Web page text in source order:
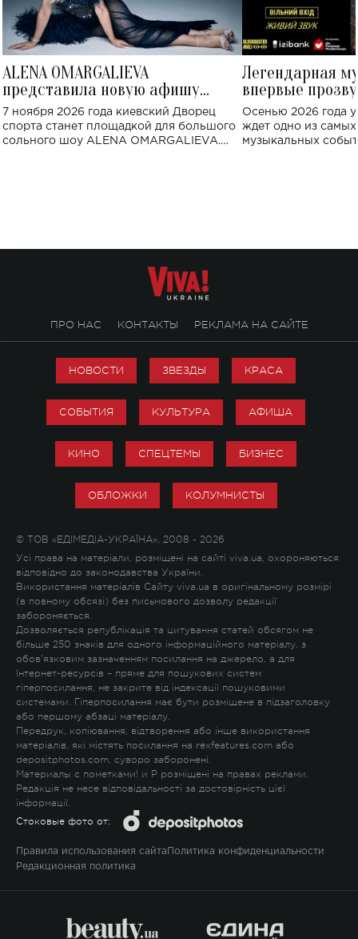
ALENA OMARGALIEVA
представила новую афишу
большого концерта во Дворце
спорта
7 ноября 2026 года киевский Дворец
спорта станет площадкой для большого
сольного шоу ALENA OMARGALIEVA.
Легендарная
впервые
Украине: где
Осенью 2026 года
ждет одно из
музыкальных
ПРО НАС КОНТАКТЫ РЕКЛАМА НА САЙТЕ
НОВОСТИ ЗВЕЗДЫ КРАСА
СОБЫТИЯ КУЛЬТУРА АФИША
КИНО СПЕЦТЕМЫ БИЗНЕС
ОБЛОЖКИ КОЛУМНИСТЫ
© ТОВ «ЕДІМЕДІА-УКРАЇНА», 2008 - 2026
Усі права на матеріали, розміщені на сайті viva.ua, охороняються
відповідно до законодавства України.
Використання матеріалів Сайту viva.ua в оригінальному розмірі
(в повному обсязі) без письмового дозволу редакції
забороняється.
Дозволяється републікація та цитування статей обсягом не
більше 250 знаків для одного інформаційного матеріалу, з
обов'язковим зазначенням посилання на джерело, а для
Інтернет-ресурсів – пряме для пошукових систем
гіперпосилання, не закрите від індексації пошуковими
системами. Гіперпосилання має бути розміщене в підзаголовку
або першому абзаці матеріалу.
Передрук, копіювання, відтворення або інше використання
матеріалів, які містять посилання на rexfeatures.com або
depositphotos.com, суворо заборонені.
Материалы с пометками! и P розміщені на правах реклами.
Редакція не несе відповідальності за достовірність цієї
інформації.
Стоковые фото от:
Правила использования сайта Политика конфиденциальности
Редакционная политика